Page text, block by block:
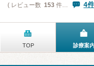
( レビュー数 153 件… 4件
TOP 診療案